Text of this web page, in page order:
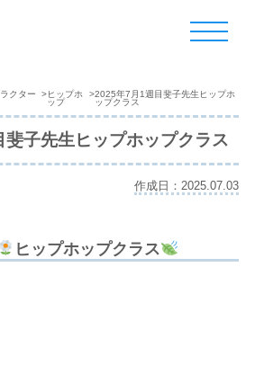
クター
>ヒップホ
ップ
>2025年7月1週目斐子先生ヒップホ
ップクラス
子先生ヒップホップクラス
作成日：2025.07.03
ヒップホップクラス